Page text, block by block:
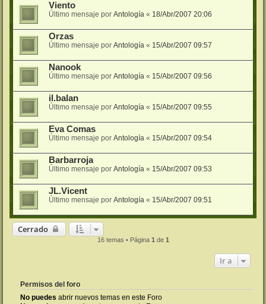
Viento
Último mensaje por Antología « 18/Abr/2007 20:06
Orzas
Último mensaje por Antología « 15/Abr/2007 09:57
Nanook
Último mensaje por Antología « 15/Abr/2007 09:56
il.balan
Último mensaje por Antología « 15/Abr/2007 09:55
Eva Comas
Último mensaje por Antología « 15/Abr/2007 09:54
Barbarroja
Último mensaje por Antología « 15/Abr/2007 09:53
JL.Vicent
Último mensaje por Antología « 15/Abr/2007 09:51
Cerrado
16 temas • Página 1 de 1
Ir a
Permisos del foro
No puedes abrir nuevos temas en este Foro